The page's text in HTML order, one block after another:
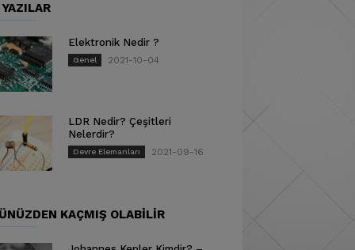
Elektronik Nedir ?
Genel 2021-10-04
LDR Nedir? Çeşitleri
Nelerdir?
Devre Elemanları 2021-09-16
KAÇMIŞ OLABILIR